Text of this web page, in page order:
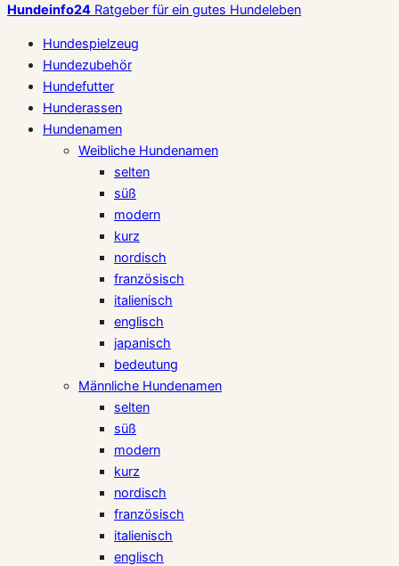
Hundeinfo24 Ratgeber für ein gutes Hundeleben
Hundespielzeug
Hundezubehör
Hundefutter
Hunderassen
Hundenamen
Weibliche Hundenamen
selten
süß
modern
kurz
nordisch
französisch
italienisch
englisch
japanisch
bedeutung
Männliche Hundenamen
selten
süß
modern
kurz
nordisch
französisch
italienisch
englisch